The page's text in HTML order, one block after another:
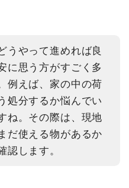
うやって進めれば良
に思う方がすごく多
例えば、家の中の荷
処分するか悩んでい
ね。その際は、現地
だ使える物があるか
認します。